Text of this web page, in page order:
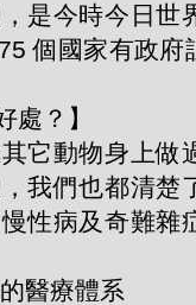
是今時今日世
個國家有政府
處？】
它動物身上做
我們也都清楚
性病及奇難雜
醫療體系